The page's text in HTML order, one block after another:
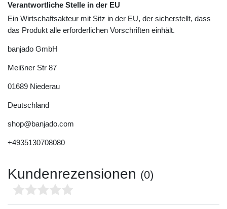
Verantwortliche Stelle in der EU
Ein Wirtschaftsakteur mit Sitz in der EU, der sicherstellt, dass
das Produkt alle erforderlichen Vorschriften einhält.
banjado GmbH
Meißner Str 87
01689 Niederau
Deutschland
shop@banjado.com
+4935130708080
Kundenrezensionen (0)